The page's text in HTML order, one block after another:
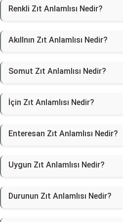
Renkli Zıt Anlamlısı Nedir?
Akıllnın Zıt Anlamlısı Nedir?
Somut Zıt Anlamlısı Nedir?
İçin Zıt Anlamlısı Nedir?
Enteresan Zıt Anlamlısı Nedir?
Uygun Zıt Anlamlısı Nedir?
Durunun Zıt Anlamlısı Nedir?